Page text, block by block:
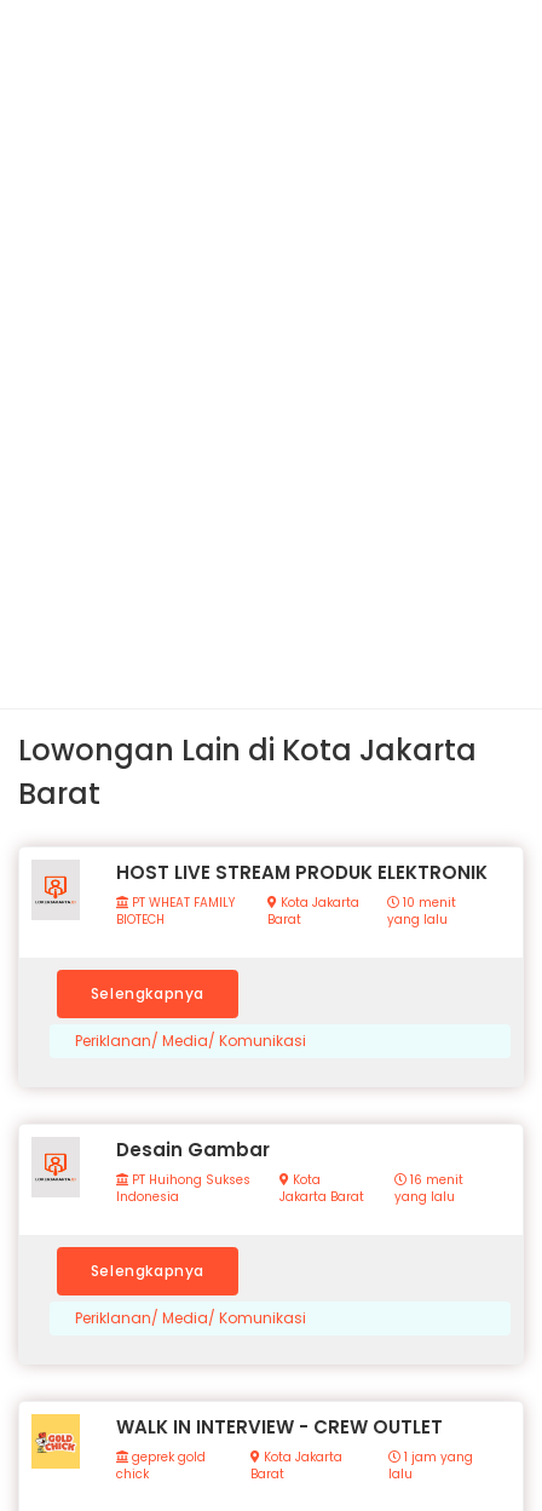
Lowongan Lain di Kota Jakarta
Barat
HOST LIVE STREAM PRODUK ELEKTRONIK
PT WHEAT FAMILY
BIOTECH
Kota Jakarta
Barat
10 menit
yang lalu
Selengkapnya
Periklanan/ Media/ Komunikasi
Desain Gambar
PT Huihong Sukses
Indonesia
Kota
Jakarta Barat
16 menit
yang lalu
Selengkapnya
Periklanan/ Media/ Komunikasi
WALK IN INTERVIEW - CREW OUTLET
geprek gold
chick
Kota Jakarta
Barat
1 jam yang
lalu